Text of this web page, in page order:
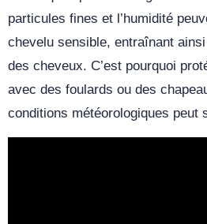
particules fines et l’humidité
chevelu sensible, entraînant
des cheveux. C’est pourquoi
avec des foulards ou des
conditions météorologiques peut